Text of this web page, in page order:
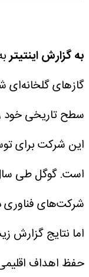
به گزارش اینتیتر
گازهای گلخانه‌ای
سطح تاریخی خود
این شرکت برای
است.
شرکت‌های فناوری
اما نتایج گزارش
حفظ اهداف